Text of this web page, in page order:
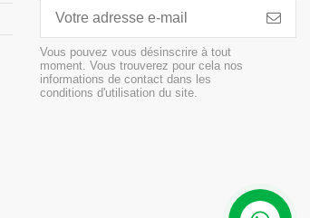
Vous pouvez vous désinscrire à tout
moment. Vous trouverez pour cela nos
informations de contact dans les
conditions d'utilisation du site.